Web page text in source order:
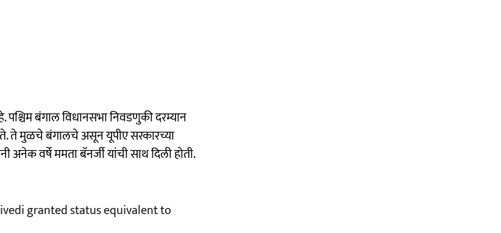
बंगाल विधानसभा निवडणुकी दरम्यान
ते मुळचे बंगालचे असून यूपीए सरकारच्या
अनेक वर्षे ममता बॅनर्जी यांची साथ दिली होती.
granted status equivalent to